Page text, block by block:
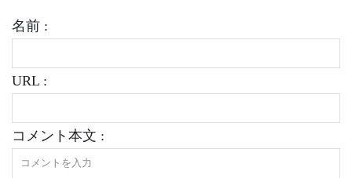
名前 :
URL :
コメント本文 :